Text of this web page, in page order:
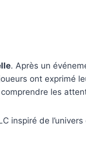
. Après un
ont exprimé
les
inspiré de l’univers